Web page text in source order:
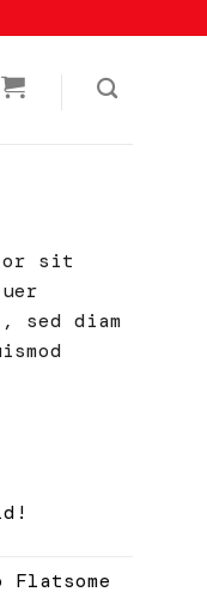
sit
sed diam
Flatsome